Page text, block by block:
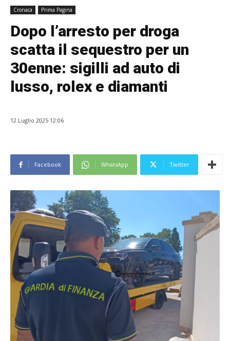
Cronaca Prima Pagina
Dopo l’arresto per droga
scatta il sequestro per un
30enne: sigilli ad auto di
lusso, rolex e diamanti
12 Luglio 2025 12:06
Facebook WhatsApp Twitter